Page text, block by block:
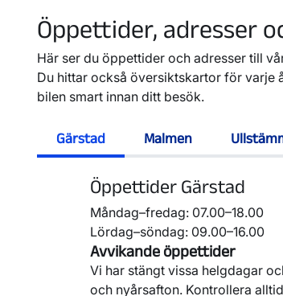
Öppettider, adresser
Här ser du öppettider och adresser till
Du hittar också översiktskartor för varje
bilen smart innan ditt besök.
Gärstad Malmen
Öppettider Gärstad
Måndag–fredag: 07.00–18.00
Lördag–söndag: 09.00–16.00
Avvikande öppettider
Vi har stängt vissa helgdagar
och nyårsafton. Kontrollera